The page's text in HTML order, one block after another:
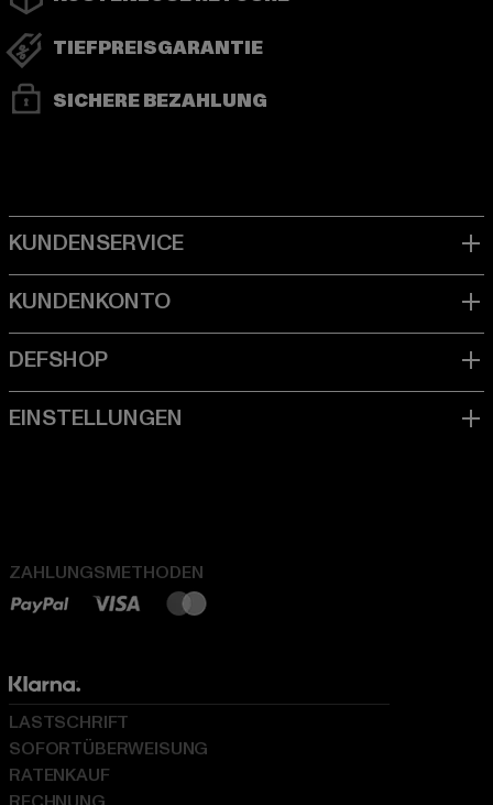
TIEFPREISGARANTIE
SICHERE BEZAHLUNG
ZAHLUNGSMETHODEN
LASTSCHRIFT
SOFORTÜBERWEISUNG
RATENKAUF